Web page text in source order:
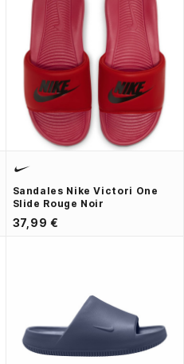
Sandales Nike Victori One
Slide Rouge Noir
37,99 €